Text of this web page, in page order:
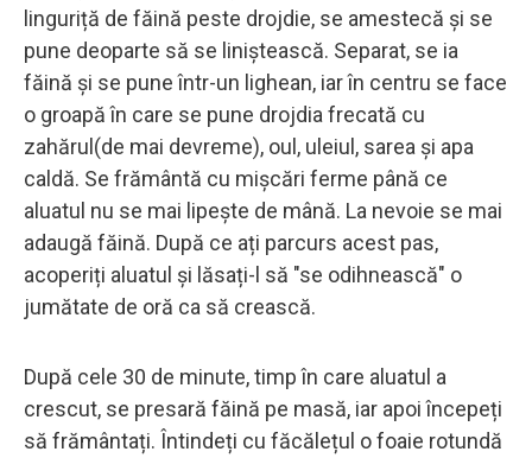
linguriță de făină peste drojdie, se amestecă și se
pune deoparte să se liniștească. Separat, se ia
făină și se pune într-un lighean, iar în centru se face
o groapă în care se pune drojdia frecată cu
zahărul(de mai devreme), oul, uleiul, sarea și apa
caldă. Se frământă cu mișcări ferme până ce
aluatul nu se mai lipește de mână. La nevoie se mai
adaugă făină. După ce ați parcurs acest pas,
acoperiți aluatul și lăsați-l să "se odihnească" o
jumătate de oră ca să crească.
După cele 30 de minute, timp în care aluatul a
crescut, se presară făină pe masă, iar apoi începeți
să frământați. Întindeți cu făcălețul o foaie rotundă